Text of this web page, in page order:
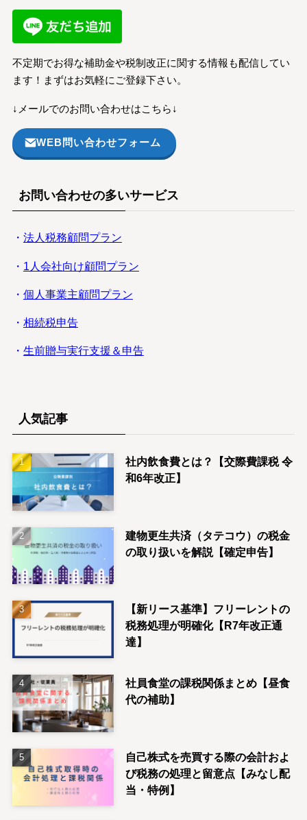
不定期でお得な補助金や税制改正に関する情報も配信してい
ます！まずはお気軽にご登録下さい。
↓メールでのお問い合わせはこちら↓
WEB問い合わせフォーム
お問い合わせの多いサービス
・ 法人税務顧問プラン
・ 1人会社向け顧問プラン
・ 個人事業主顧問プラン
・ 相続税申告
・ 生前贈与実行支援＆申告
人気記事
社内飲食費とは？【交際費課税 令
和6年改正】
建物更生共済（タテコウ）の税金
の取り扱いを解説【確定申告】
【新リース基準】フリーレントの
税務処理が明確化【R7年改正通
達】
社員食堂の課税関係まとめ【昼食
代の補助】
自己株式を売買する際の会計およ
び税務の処理と留意点【みなし配
当・特例】